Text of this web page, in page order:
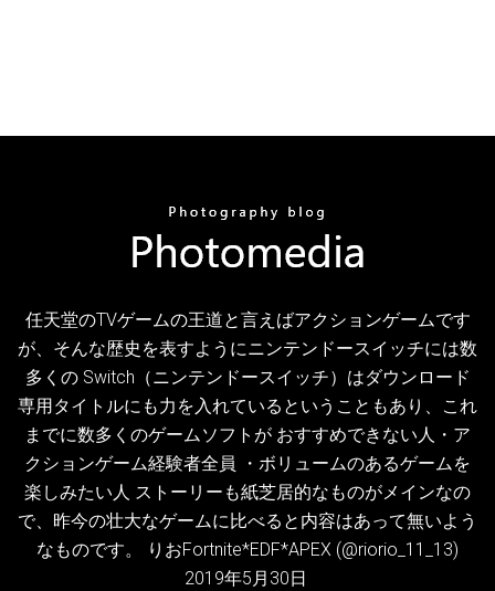
任天堂のTVゲームの王道と言えばアクションゲームです
が、そんな歴史を表すようにニンテンドースイッチには数
多くの Switch（ニンテンドースイッチ）はダウンロード
専用タイトルにも力を入れているということもあり、これ
までに数多くのゲームソフトが おすすめできない人・ア
クションゲーム経験者全員 ・ボリュームのあるゲームを
楽しみたい人 ストーリーも紙芝居的なものがメインなの
で、昨今の壮大なゲームに比べると内容はあって無いよう
なものです。 りおFortnite*EDF*APEX (@riorio_11_13)
2019年5月30日